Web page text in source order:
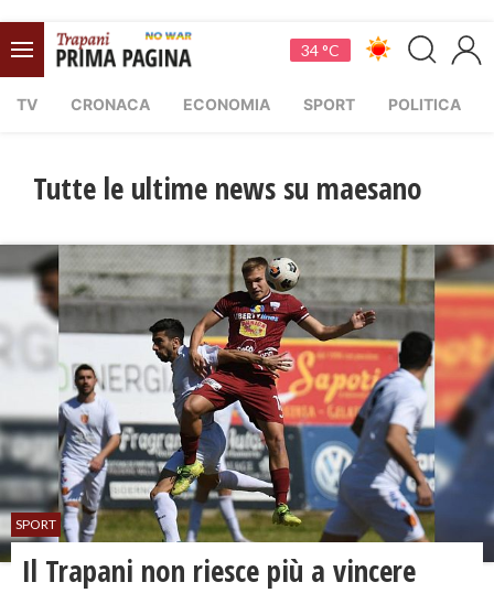
34 °C
TV CRONACA ECONOMIA SPORT POLITICA
Tutte le ultime news su maesano
SPORT
Il Trapani non riesce più a vincere